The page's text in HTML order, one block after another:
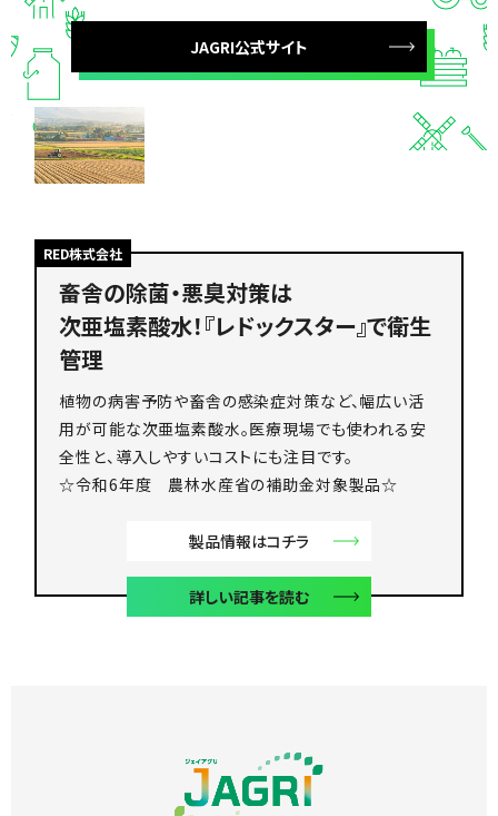
JAGRI公式サイト
RED株式会社
畜舎の除菌・悪臭対策は
次亜塩素酸水！『レドックスター』で衛生
管理
植物の病害予防や畜舎の感染症対策など、幅広い活
用が可能な次亜塩素酸水。医療現場でも使われる安
全性と、導入しやすいコストにも注目です。
☆令和6年度 農林水産省の補助金対象製品☆
製品情報はコチラ
詳しい記事を読む